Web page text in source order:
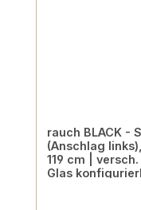
rauch BLACK -
(Anschlag
119 cm |
Glas